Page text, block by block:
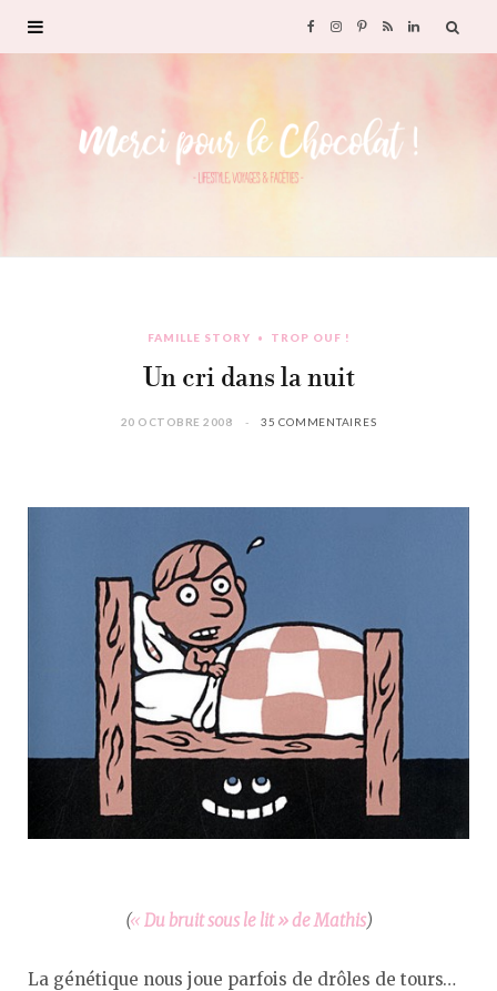
F
c
o
I P
n
R
S
L
FAMILLE STORY TROP OUF !
Un cri dans la nuit
20 OCTOBRE 2008 35 COMMENTAIRES
(« Du bruit sous le lit » de Mathis)
La génétique nous joue parfois de drôles de tours…